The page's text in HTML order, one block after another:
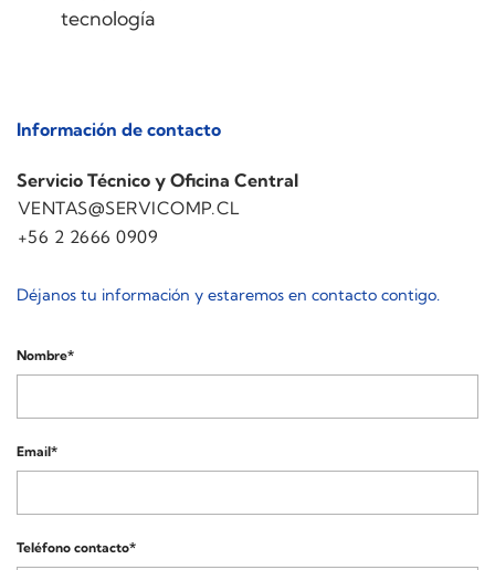
tecnología
Información de contacto
Servicio Técnico y Oficina Central
VENTAS@SERVICOMP.CL
+56 2 2666 0909
Déjanos tu información y estaremos en contacto contigo.
Nombre*
Email*
Teléfono contacto*